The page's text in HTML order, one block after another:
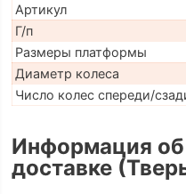
Артикул
Г/п
Размеры платформы
Диаметр колеса
Число колес спереди/
Информация об
доставке